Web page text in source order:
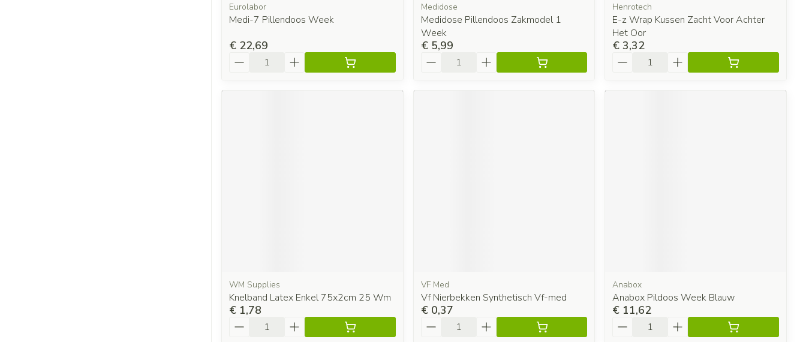
Eurolabor
Medi-7 Pillendoos Week
€ 22,69
Medidose
Medidose Pillendoos Zakmodel 1
Week
€ 5,99
Henrotech
E-z Wrap Kussen Zacht Voor Achter
Het Oor
€ 3,32
WM Supplies
Knelband Latex Enkel 75x2cm 25 Wm
€ 1,78
VF Med
Vf Nierbekken Synthetisch Vf-med
€ 0,37
Anabox
Anabox Pildoos Week Blauw
€ 11,62